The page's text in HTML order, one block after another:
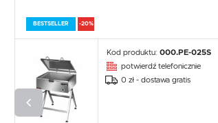
BESTSELLER -20%
Kod produktu:000.PE-025S
potwierdź telefonicznie
0 zł - dostawa gratis